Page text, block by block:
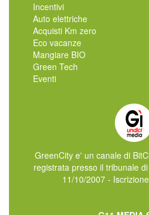
Incentivi
Auto elettriche
Acquisti Km zero
Eco vacanze
Mangiare BIO
Green Tech
Eventi
GreenCity e' un canale di
registrata presso il tribunale
11/10/2007 -